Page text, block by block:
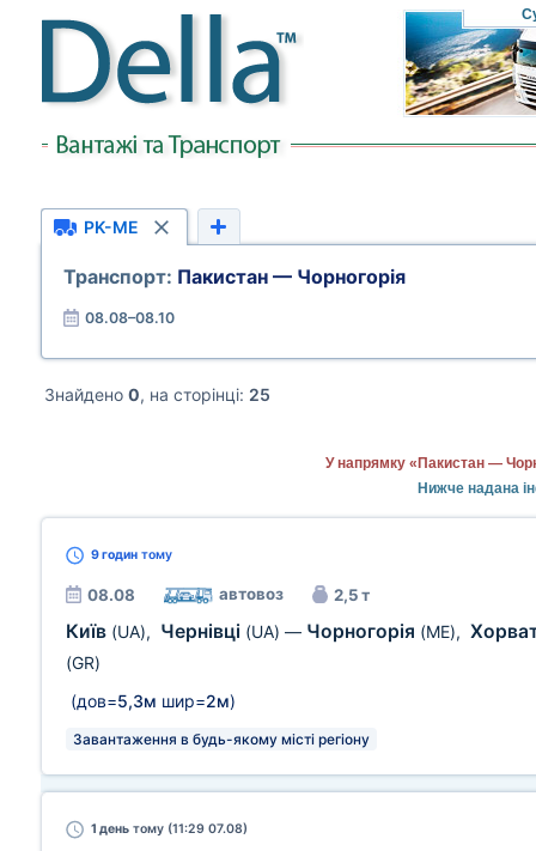
PK-ME
Транспорт: Пакистан — Чорногорія
08.08–08.10
Знайдено 0, на сторінці: 25
У напрямку «Пакистан —
Нижче надана
9 годин тому
08.08 автовоз 2,5 т
Київ (UA), Чернівці (UA) — Чорногорія (ME),
(GR)
(дов=5,3м шир=2м)
Завантаження в будь-якому місті регіону
1 день тому (11:29 07.08)